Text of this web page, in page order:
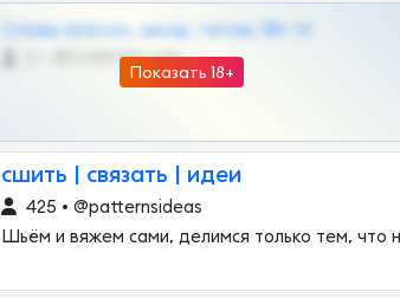
Показать 18+
Сливы вписок, шкод, теток, 18+ тг
@DARK15FLOWSBOT
сшить | связать | идеи
425 • @patternsideas
Шьём и вяжем сами, делимся только тем, что